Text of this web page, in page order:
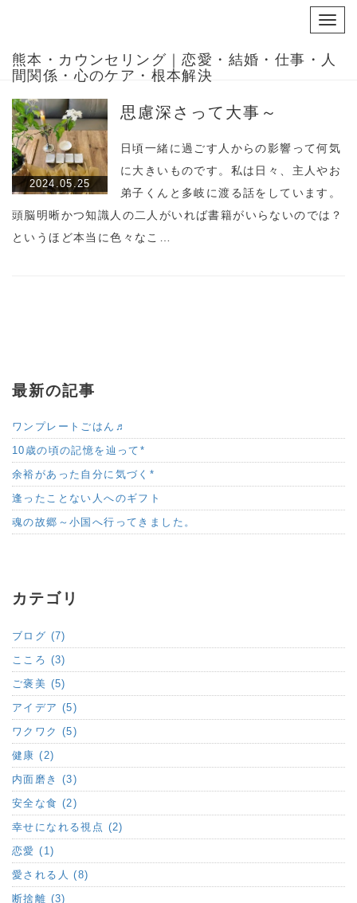
熊本・カウンセリング｜恋愛・結婚・仕事・人
間関係・心のケア・根本解決
2024.05.25
思慮深さって大事～
日頃一緒に過ごす人からの影響って何気
に大きいものです。私は日々、主人やお
弟子くんと多岐に渡る話をしています。
頭脳明晰かつ知識人の二人がいれば書籍がいらないのでは？
というほど本当に色々なこ…
最新の記事
ワンプレートごはん♬
10歳の頃の記憶を辿って*
余裕があった自分に気づく*
逢ったことない人へのギフト
魂の故郷～小国へ行ってきました。
カテゴリ
ブログ (7)
こころ (3)
ご褒美 (5)
アイデア (5)
ワクワク (5)
健康 (2)
内面磨き (3)
安全な食 (2)
幸せになれる視点 (2)
恋愛 (1)
愛される人 (8)
断捨離 (3)